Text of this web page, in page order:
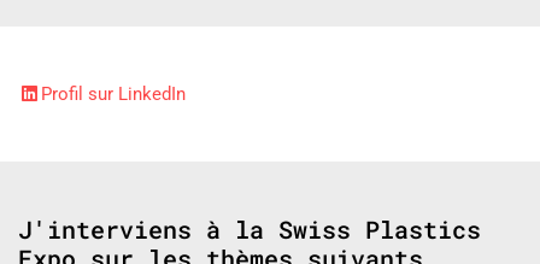
Profil sur LinkedIn
J'interviens à la Swiss Plastics